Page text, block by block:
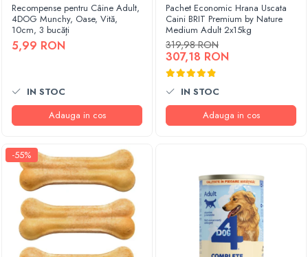
Recompense pentru Câine Adult,
4DOG Munchy, Oase, Vită,
10cm, 3 bucăți
5,99 RON
IN STOC
Adauga in cos
Pachet Economic Hrana Uscata
Caini BRIT Premium by Nature
Medium Adult 2x15kg
319,98 RON
307,18 RON
IN STOC
Adauga in cos
-55%